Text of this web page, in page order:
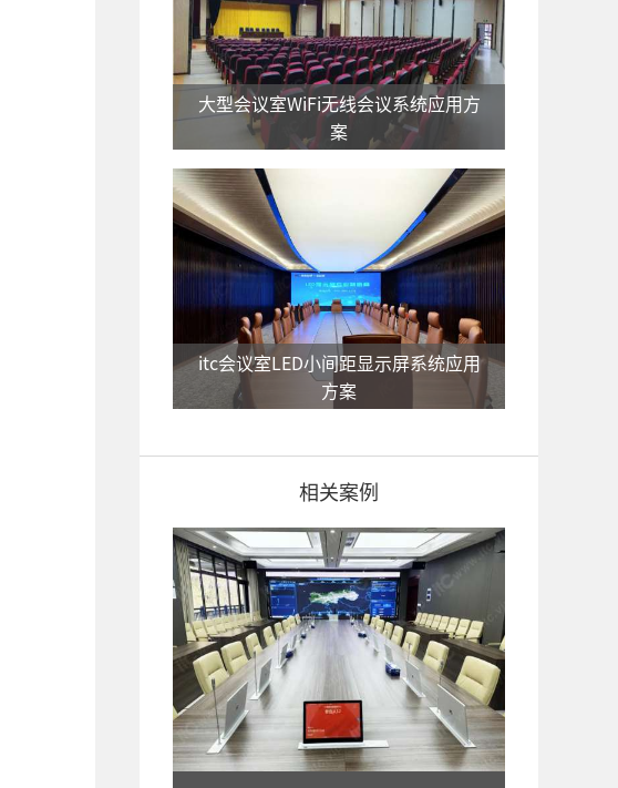
大型会议室WiFi无线会议系统应用方
案
itc会议室LED小间距显示屏系统应用
方案
小型多媒体会议室中控系统应用方案
相关案例